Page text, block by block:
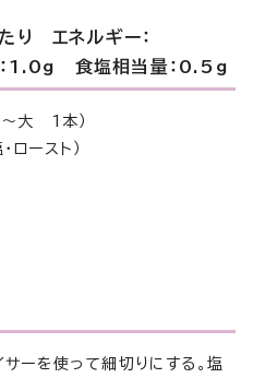
エネルギー：
1.0g 食塩相当量：0.5g
1本）
スト）
ーを使って細切りにする。塩